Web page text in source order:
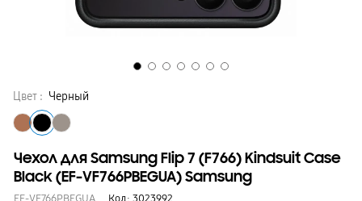
Цвет : Черный
Чехол для Samsung Flip 7 (F766) Kindsuit Case
Black (EF-VF766PBEGUA) Samsung